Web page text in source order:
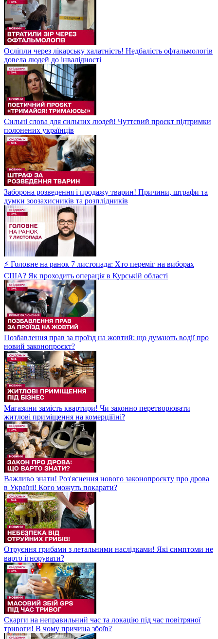
Осліпли через лікарську халатність! Недбалість офтальмологів
довела людей до інвалідності
Сильні слова для сильних людей! Чуттєвий проєкт підтримки
полонених українців
Заборона розведення і продажу тварин! Причини, штрафи та
думки зоозахисників та розплідників
⚡ Головне на ранок 7 листопада: Хто переміг на виборах
США? Як проходить операція в Курській області
Позбавлення прав за проїзд на жовтий: що думають водії про
новий законопроєкт?
Магазини замість квартири! Чи законно перетворювати
житлові приміщення на комерційні?
Важливо знати! Роз'яснення нового законопроєкту про дрова
в Україні! Кого можуть покарати?
Отруєння грибами з летальними наслідками! Які симптоми не
варто ігнорувати?
Скарги на неправильний час та локацію під час повітряної
тривоги! В чому причина збоїв?